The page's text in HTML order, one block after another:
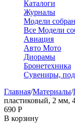
Каталоги
Журналы
Модели
Все Модели
Авиация
Авто Мото
Диорамы
Бронетехника
Сувениры,
Главная/Материалы/
пластиковый, 2 мм,
‍690‍ Р
В корзину